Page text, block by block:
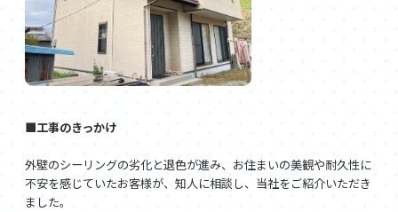
■工事のきっかけ
外壁のシーリングの劣化と退色が進み、お住まいの美観や耐久性に
不安を感じていたお客様が、知人に相談し、当社をご紹介いただき
ました。